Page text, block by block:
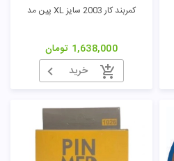
کمربند کار 2003 سایز XL پین مد
1,638,000 تومان
خرید